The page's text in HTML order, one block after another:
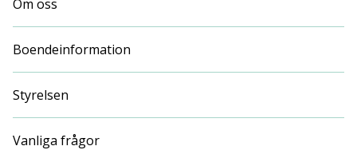
Om oss
Boendeinformation
Styrelsen
Vanliga frågor